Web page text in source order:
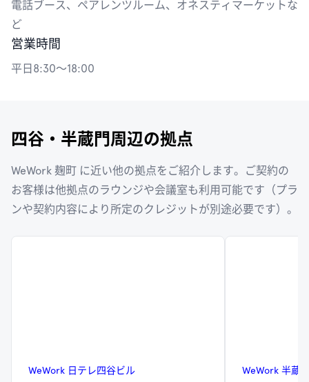
電話ブース、ペアレンツルーム、オネスティマーケットな
ど
営業時間
平日8:30〜18:00
四谷・半蔵門周辺の拠点
WeWork 麹町 に近い他の拠点をご紹介します。ご契約の
お客様は他拠点のラウンジや会議室も利用可能です（プラ
ンや契約内容により所定のクレジットが別途必要です）。
WeWork 日テレ四谷ビル WeWork 半蔵